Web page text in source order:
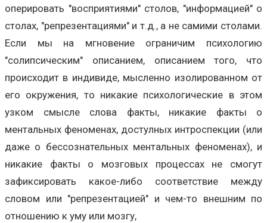
оперировать "восприятиями" столов, "информацией" о
столах, "репрезентациями" и т.д., а не самими столами.
Если мы на мгновение ограничим психологию
"солипсическим" описанием, описанием того, что
происходит в индивиде, мысленно изолированном от
его окружения, то никакие психологические в этом
узком смысле слова факты, никакие факты о
ментальных феноменах, достулных интроспекции (или
даже о бессознательных ментальных феноменах), и
никакие факты о мозговых процессах не смогут
зафиксировать какое-либо соответствие между
словом или "репрезентацией" и чем-то внешним по
отношению к уму или мозгу,